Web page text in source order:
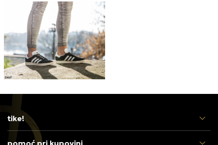
tike!
pomoć pri kupovini